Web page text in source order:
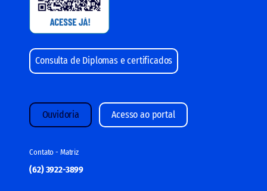
Consulta de Diplomas e certificados
Ouvidoria Acesso ao portal
Contato - Matriz
(62) 3922-3899